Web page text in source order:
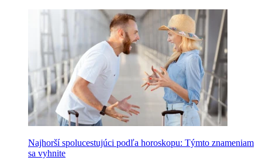
Najhorší spolucestujúci podľa horoskopu: Týmto znameniam
sa vyhnite